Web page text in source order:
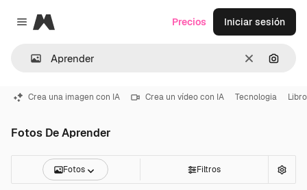
Close menu
Magnific
Borrar
Precios Iniciar sesión
Crea una imagen con IA Crea un vídeo con IA Tecnologia
Fotos De Aprender
Fotos Filtros